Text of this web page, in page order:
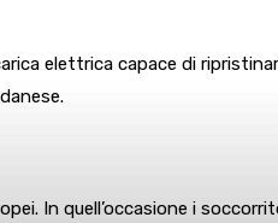
elettrica capace di
In quell’occasione i